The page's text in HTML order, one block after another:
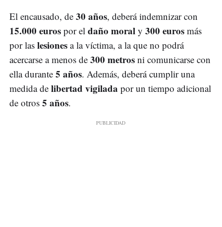
El encausado, de 30 años, deberá indemnizar con
15.000 euros por el daño moral y 300 euros más
por las lesiones a la víctima, a la que no podrá
acercarse a menos de 300 metros ni comunicarse con
ella durante 5 años. Además, deberá cumplir una
medida de libertad vigilada por un tiempo adicional
de otros 5 años.